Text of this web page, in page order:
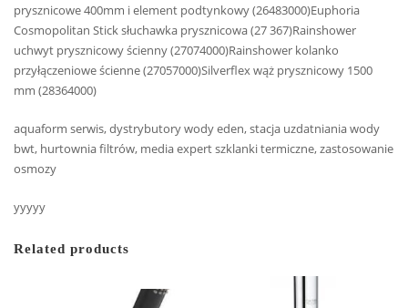
prysznicowe 400mm i element podtynkowy (26483000)Euphoria
Cosmopolitan Stick słuchawka prysznicowa (27 367)Rainshower
uchwyt prysznicowy ścienny (27074000)Rainshower kolanko
przyłączeniowe ścienne (27057000)Silverflex wąż prysznicowy 1500
mm (28364000)
aquaform serwis, dystrybutory wody eden, stacja uzdatniania wody
bwt, hurtownia filtrów, media expert szklanki termiczne, zastosowanie
osmozy
yyyyy
Related products